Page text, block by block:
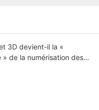
3D devient-il la «
» de la numérisation des